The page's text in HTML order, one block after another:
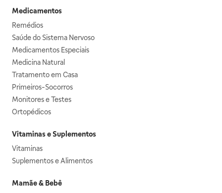
Medicamentos
Remédios
Saúde do Sistema Nervoso
Medicamentos Especiais
Medicina Natural
Tratamento em Casa
Primeiros-Socorros
Monitores e Testes
Ortopédicos
Vitaminas e Suplementos
Vitaminas
Suplementos e Alimentos
Mamãe & Bebê